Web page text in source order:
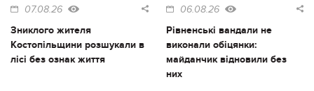
07.08.26
Зниклого жителя
Костопільщини розшукали в
лісі без ознак життя
06.08.26
Рівненські вандали не
виконали обіцянки:
майданчик відновили без
них